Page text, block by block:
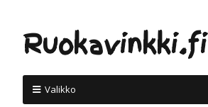
Ruokavinkki.fi
Valikko